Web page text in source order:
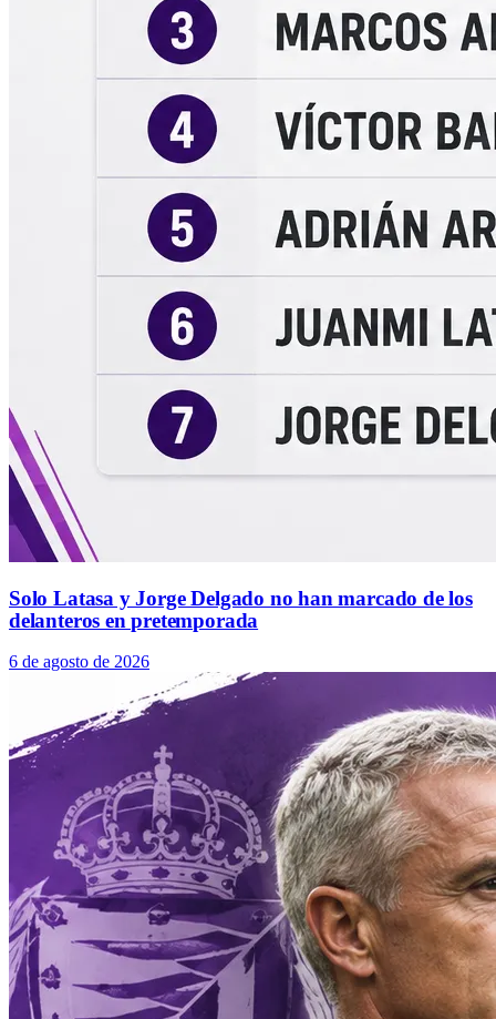
Solo Latasa y Jorge Delgado no han marcado de los
delanteros en pretemporada
6 de agosto de 2026